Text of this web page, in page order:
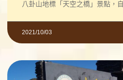
八卦山地標「天空之橋」景點，自
2021/10/03